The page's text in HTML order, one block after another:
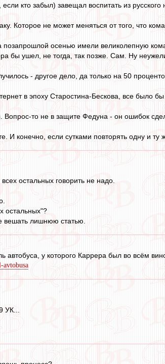
кто забыл) завещал воспитать из русского
Которое не может меняться от того, что
осенью имели великолепную
бы ушел, не тогда, так позже. Сам. Ну
- другое дело, да только на 50
в эпоху Старостина-Бескова, все было
то не в защите Федуна - он ошибок
И конечно, если сутками повторять одну и ту
остальных говорить не надо.
остальных"?
вешать лишнюю статью.
автобуса, у которого Каррера был во всём
avtobusa
УК...